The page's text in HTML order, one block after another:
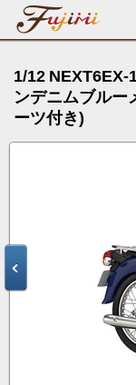
1/12 NEXT6EX-
ンデニムブルー
ーツ付き)